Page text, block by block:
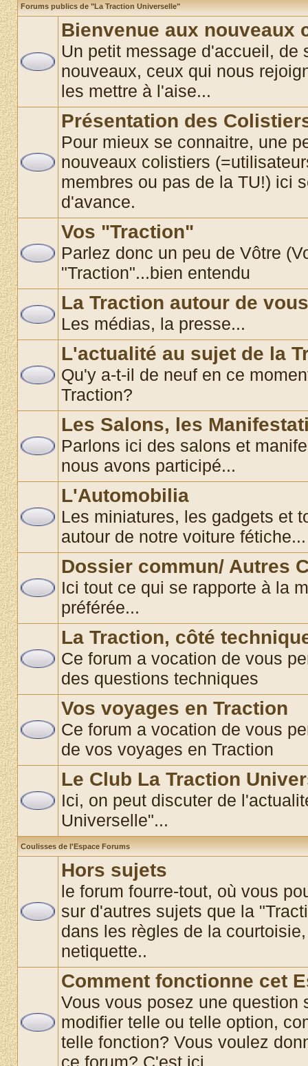
Forums publics de "La Traction Universelle"
Bienvenue aux nouveaux
Un petit message d'accueil, de
nouveaux, ceux qui nous
les mettre à l'aise...
Présentation des
Pour mieux se connaitre, une
nouveaux colistiers
membres ou pas de la TU!) ici
d'avance.
Vos "Traction"
Parlez donc un peu de Vôtre
"Traction"...bien entendu
La Traction autour de vous
Les médias, la presse...
L'actualité au sujet de la
Qu'y a-t-il de neuf en ce
Traction?
Les Salons, les
Parlons ici des salons et
nous avons participé...
L'Automobilia
Les miniatures, les gadgets et
autour de notre voiture fétiche...
Dossier commun/ Autres
Ici tout ce qui se rapporte à la
préférée...
La Traction, côté
Ce forum a vocation de vous
des questions techniques
Vos voyages en Traction
Ce forum a vocation de vous
de vos voyages en Traction
Le Club La Traction
Ici, on peut discuter de
Universelle"...
Coulisses de l'Espace Forums
Hors sujets
le forum fourre-tout, où vous
sur d'autres sujets que la
dans les règles de la
netiquette..
Comment fonctionne cet
Vous vous posez une question
modifier telle ou telle option,
telle fonction? Vous voulez
ce forum? C'est ici............